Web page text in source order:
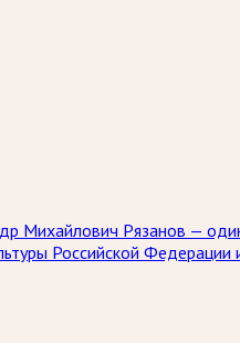
Михайлович Рязанов —
Российской